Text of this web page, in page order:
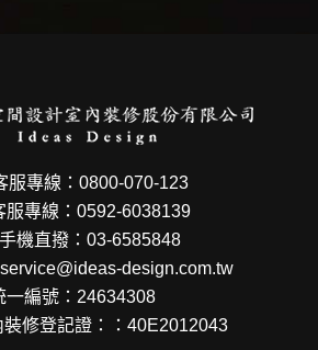
服專線：0800-070-123
服專線：0592-6038139
機直撥：03-6585848
design.com.tw
一編號：24634308
裝修登記證：：40E2012043